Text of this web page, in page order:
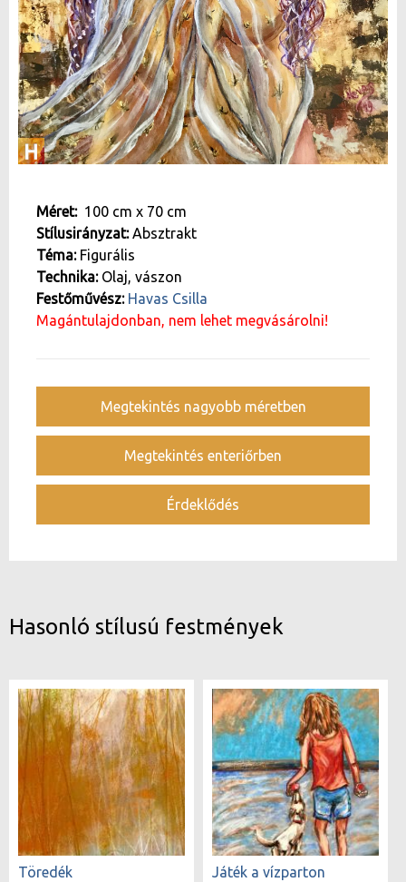
Méret: 100 cm x 70 cm
Stílusirányzat:Absztrakt
Téma: Figurális
Technika: Olaj, vászon
Festőművész: Havas Csilla
Magántulajdonban, nem lehet megvásárolni!
Megtekintés nagyobb méretben
Megtekintés enteriőrben
Érdeklődés
Hasonló stílusú festmények
Töredék Játék a vízparton